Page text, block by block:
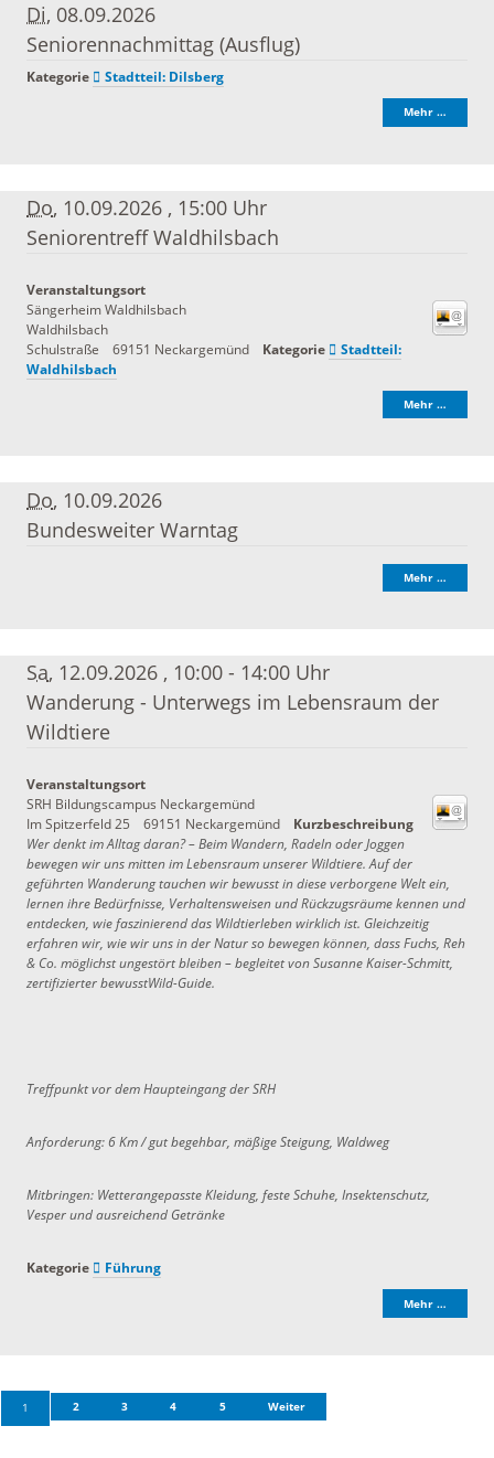
Di, 08.09.2026
Seniorennachmittag (Ausflug)
Kategorie Stadtteil: Dilsberg
Mehr …
Do, 10.09.2026 , 15:00 Uhr
Seniorentreff Waldhilsbach
Veranstaltungsort
Sängerheim Waldhilsbach
Waldhilsbach
Schulstraße
69151 Neckargemünd Kategorie
Stadtteil:
Waldhilsbach
Mehr …
Do, 10.09.2026
Bundesweiter Warntag
Mehr …
Sa, 12.09.2026 , 10:00 - 14:00 Uhr
Wanderung - Unterwegs im Lebensraum der
Wildtiere
Veranstaltungsort
SRH Bildungscampus Neckargemünd
Im Spitzerfeld 25
69151 Neckargemünd
Kurzbeschreibung
Wer denkt im Alltag daran? – Beim Wandern, Radeln oder Joggen
bewegen wir uns mitten im Lebensraum unserer Wildtiere. Auf der
geführten Wanderung tauchen wir bewusst in diese verborgene Welt ein,
lernen ihre Bedürfnisse, Verhaltensweisen und Rückzugsräume kennen und
entdecken, wie faszinierend das Wildtierleben wirklich ist. Gleichzeitig
erfahren wir, wie wir uns in der Natur so bewegen können, dass Fuchs, Reh
& Co. möglichst ungestört bleiben – begleitet von Susanne Kaiser-Schmitt,
zertifizierter bewusstWild-Guide.
Treffpunkt vor dem Haupteingang der SRH
Anforderung: 6 Km / gut begehbar, mäßige Steigung, Waldweg
Mitbringen: Wetterangepasste Kleidung, feste Schuhe, Insektenschutz,
Vesper und ausreichend Getränke
Kategorie Führung
Mehr …
1 2 3 4 5 Weiter